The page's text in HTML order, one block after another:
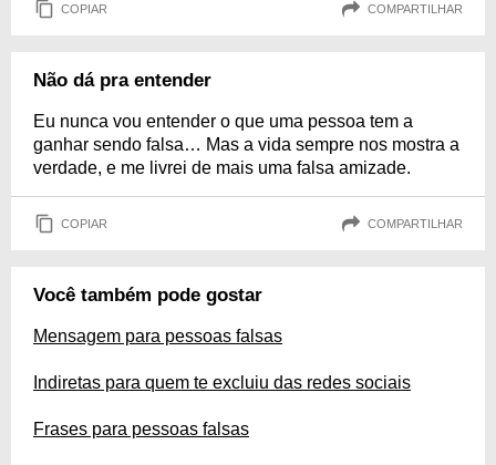
COPIAR COMPARTILHAR
Não dá pra entender
Eu nunca vou entender o que uma pessoa tem a
ganhar sendo falsa… Mas a vida sempre nos mostra a
verdade, e me livrei de mais uma falsa amizade.
COPIAR COMPARTILHAR
Você também pode gostar
Mensagem para pessoas falsas
Indiretas para quem te excluiu das redes sociais
Frases para pessoas falsas